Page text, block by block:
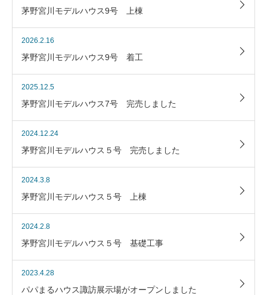
茅野宮川モデルハウス9号 上棟
2026.2.16
茅野宮川モデルハウス9号 着工
2025.12.5
茅野宮川モデルハウス7号 完売しました
2024.12.24
茅野宮川モデルハウス５号 完売しました
2024.3.8
茅野宮川モデルハウス５号 上棟
2024.2.8
茅野宮川モデルハウス５号 基礎工事
2023.4.28
パパまるハウス諏訪展示場がオープンしました